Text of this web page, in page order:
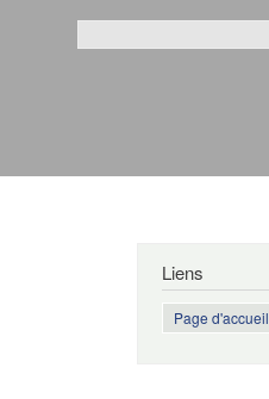
Formulaire de recherche
Liens
Page d'accueil